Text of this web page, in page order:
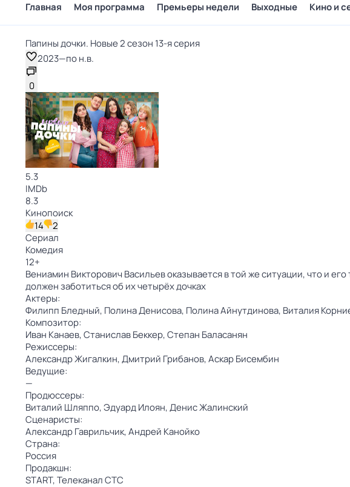
Главная Моя программа Премьеры недели Выходные Кино и
Папины дочки. Новые 2 сезон 13-я серия
2023—по н.в.
0
5.3
IMDb
8.3
Кинопоиск
14
2
Сериал
Комедия
12+
Вениамин Викторович Васильев оказывается в той же ситуации, что и
должен заботиться об их четырёх дочках
Актеры:
Филипп Бледный, Полина Денисова, Полина Айнутдинова, Виталия
Композитор:
Иван Канаев,Станислав Беккер,Степан Баласанян
Режиссеры:
Александр Жигалкин,Дмитрий Грибанов,Аскар Бисембин
Ведущие:
—
Продюссеры:
Виталий Шляппо,Эдуард Илоян,Денис Жалинский
Сценаристы:
Александр Гаврильчик,Андрей Канойко
Страна:
Россия
Продакшн:
START,Телеканал СТС